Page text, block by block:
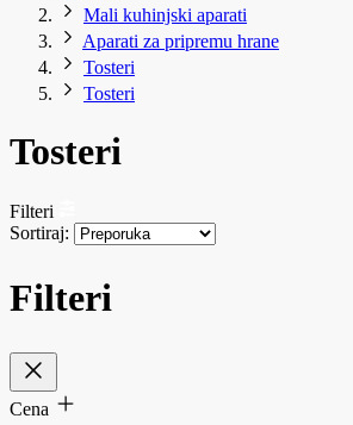
Mali kuhinjski aparati
Aparati za pripremu hrane
Tosteri
Tosteri
Tosteri
Filteri
Sortiraj:
Filteri
Cena